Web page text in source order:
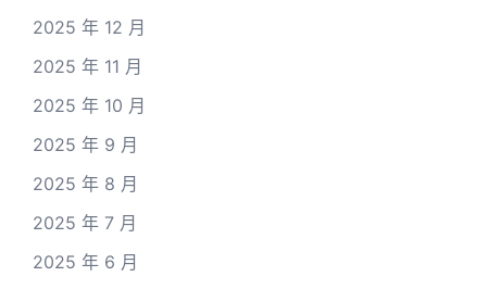
2025 年 12 月
2025 年 11 月
2025 年 10 月
2025 年 9 月
2025 年 8 月
2025 年 7 月
2025 年 6 月